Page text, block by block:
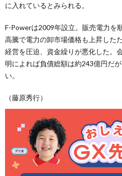
に入れているとみられる。
F-Powerは2009年設立。販売電力を
高騰で電力の卸市場価格も上昇した
経営を圧迫、資金繰りが悪化した。
明によれば負債総額は約243億円だ
い。
（藤原秀行）